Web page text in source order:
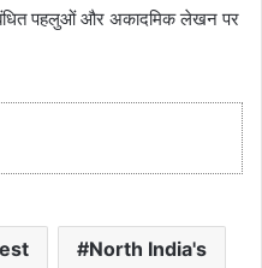
पहलुओं और अकादमिक लेखन पर
North India's